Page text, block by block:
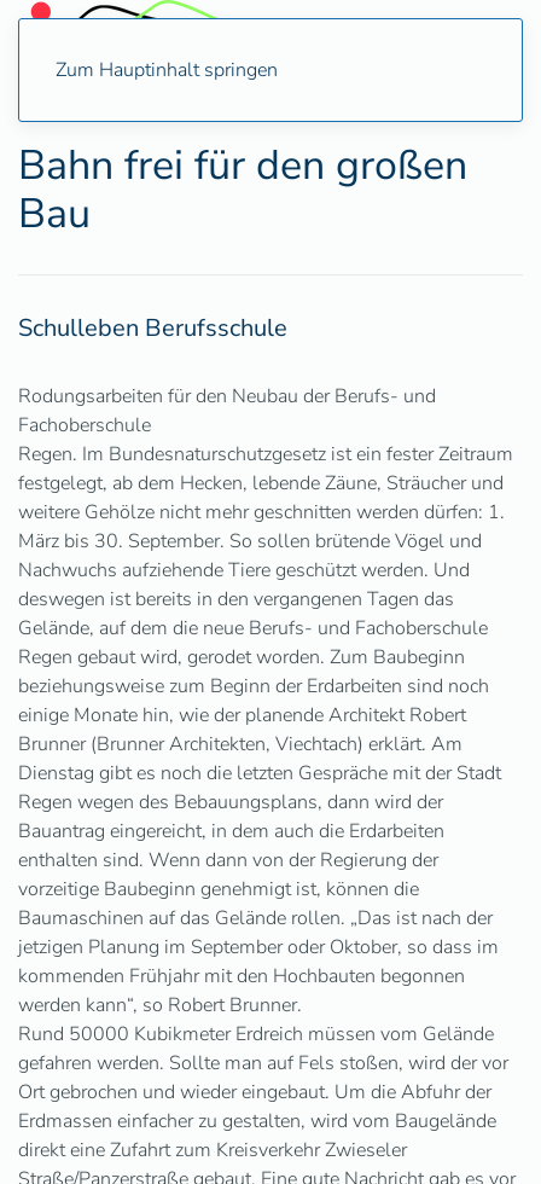
Zum Hauptinhalt springen
Bahn frei für den großen
Bau
Schulleben Berufsschule
Rodungsarbeiten für den Neubau der Berufs- und
Fachoberschule
Regen. Im Bundesnaturschutzgesetz ist ein fester Zeitraum
festgelegt, ab dem Hecken, lebende Zäune, Sträucher und
weitere Gehölze nicht mehr geschnitten werden dürfen: 1.
März bis 30. September. So sollen brütende Vögel und
Nachwuchs aufziehende Tiere geschützt werden. Und
deswegen ist bereits in den vergangenen Tagen das
Gelände, auf dem die neue Berufs- und Fachoberschule
Regen gebaut wird, gerodet worden. Zum Baubeginn
beziehungsweise zum Beginn der Erdarbeiten sind noch
einige Monate hin, wie der planende Architekt Robert
Brunner (Brunner Architekten, Viechtach) erklärt. Am
Dienstag gibt es noch die letzten Gespräche mit der Stadt
Regen wegen des Bebauungsplans, dann wird der
Bauantrag eingereicht, in dem auch die Erdarbeiten
enthalten sind. Wenn dann von der Regierung der
vorzeitige Baubeginn genehmigt ist, können die
Baumaschinen auf das Gelände rollen. „Das ist nach der
jetzigen Planung im September oder Oktober, so dass im
kommenden Frühjahr mit den Hochbauten begonnen
werden kann“, so Robert Brunner.
Rund 50000 Kubikmeter Erdreich müssen vom Gelände
gefahren werden. Sollte man auf Fels stoßen, wird der vor
Ort gebrochen und wieder eingebaut. Um die Abfuhr der
Erdmassen einfacher zu gestalten, wird vom Baugelände
direkt eine Zufahrt zum Kreisverkehr Zwieseler